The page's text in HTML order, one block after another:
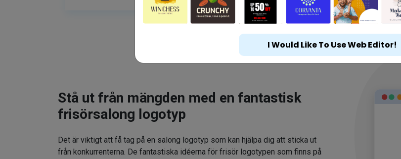
Stå ut från mängden med en fantastisk
frisörsalong logotyp
Det är viktigt att få tag på en salong logotyp som kan hjälpa dig att sticka ut
från konkurrenterna. De fantastiska idéerna för frisör logotypen som finns på
I Would Like To Use Web Editor!